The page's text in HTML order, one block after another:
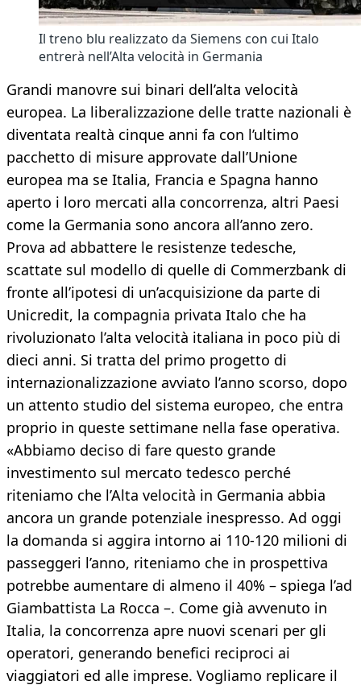
Il treno blu realizzato da Siemens con cui Italo
entrerà nell’Alta velocità in Germania
Grandi manovre sui binari dell’alta velocità
europea. La liberalizzazione delle tratte nazionali è
diventata realtà cinque anni fa con l’ultimo
pacchetto di misure approvate dall’Unione
europea ma se Italia, Francia e Spagna hanno
aperto i loro mercati alla concorrenza, altri Paesi
come la Germania sono ancora all’anno zero.
Prova ad abbattere le resistenze tedesche,
scattate sul modello di quelle di Commerzbank di
fronte all’ipotesi di un’acquisizione da parte di
Unicredit, la compagnia privata Italo che ha
rivoluzionato l’alta velocità italiana in poco più di
dieci anni. Si tratta del primo progetto di
internazionalizzazione avviato l’anno scorso, dopo
un attento studio del sistema europeo, che entra
proprio in queste settimane nella fase operativa.
«Abbiamo deciso di fare questo grande
investimento sul mercato tedesco perché
riteniamo che l’Alta velocità in Germania abbia
ancora un grande potenziale inespresso. Ad oggi
la domanda si aggira intorno ai 110-120 milioni di
passeggeri l’anno, riteniamo che in prospettiva
potrebbe aumentare di almeno il 40% – spiega l’ad
Giambattista La Rocca –. Come già avvenuto in
Italia, la concorrenza apre nuovi scenari per gli
operatori, generando benefici reciproci ai
viaggiatori ed alle imprese. Vogliamo replicare il